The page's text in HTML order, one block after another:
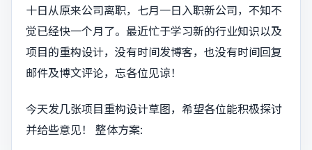
十日从原来公司离职，七月一日入职新公司，不知不
觉已经快一个月了。最近忙于学习新的行业知识以及
项目的重构设计，没有时间发博客，也没有时间回复
邮件及博文评论，忘各位见谅！
今天发几张项目重构设计草图，希望各位能积极探讨
并给些意见！ 整体方案: